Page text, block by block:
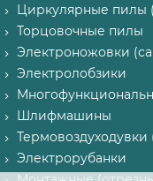
Циркулярные пилы
Торцовочные пилы
Электроножовки
Электролобзики
Шлифмашины
Электрорубанки